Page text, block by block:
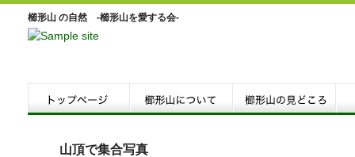
櫛形山 の自然 -櫛形山を愛する会-
山頂で集合写真